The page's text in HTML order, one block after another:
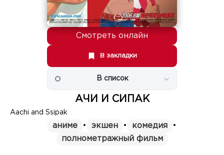
Смотреть онлайн
В закладки
В список
АЧИ И СИПАК
Aachi and Ssipak
аниме • экшен • комедия
•
полнометражный фильм